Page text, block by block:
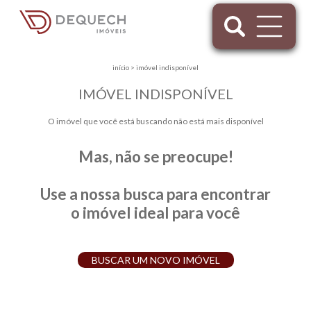
início > imóvel indisponível
IMÓVEL INDISPONÍVEL
O imóvel que você está buscando não está mais disponível
Mas, não se preocupe!
Use a nossa busca para encontrar
o imóvel ideal para você
BUSCAR UM NOVO IMÓVEL